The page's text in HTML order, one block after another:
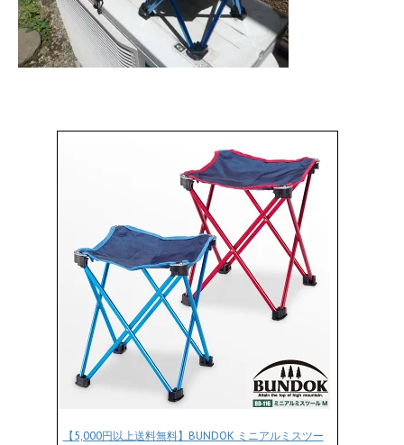
【5,000円以上送料無料】BUNDOK ミニアルミスツー